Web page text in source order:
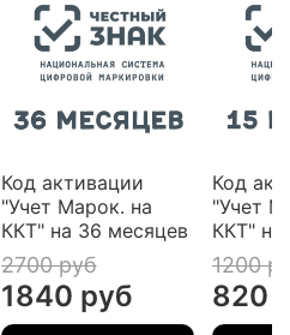
Код активации
"Учет Марок. на
ККТ" на 36 месяцев
2700 руб
1840 руб
Код
"Учет
ККТ" на
1200
820